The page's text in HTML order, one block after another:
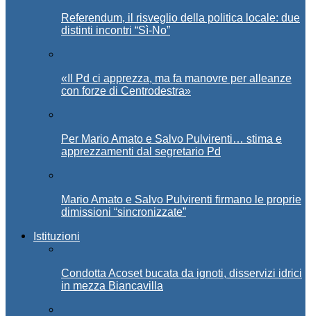
Referendum, il risveglio della politica locale: due
distinti incontri “Sì-No”
«Il Pd ci apprezza, ma fa manovre per alleanze
con forze di Centrodestra»
Per Mario Amato e Salvo Pulvirenti… stima e
apprezzamenti dal segretario Pd
Mario Amato e Salvo Pulvirenti firmano le proprie
dimissioni “sincronizzate”
Istituzioni
Condotta Acoset bucata da ignoti, disservizi idrici
in mezza Biancavilla